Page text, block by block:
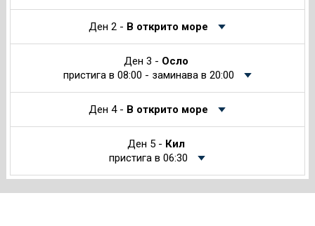
Ден 2 - В открито море
Ден 3 - Осло
пристига в 08:00 - заминава в 20:00
Ден 4 - В открито море
Ден 5 - Кил
пристига в 06:30